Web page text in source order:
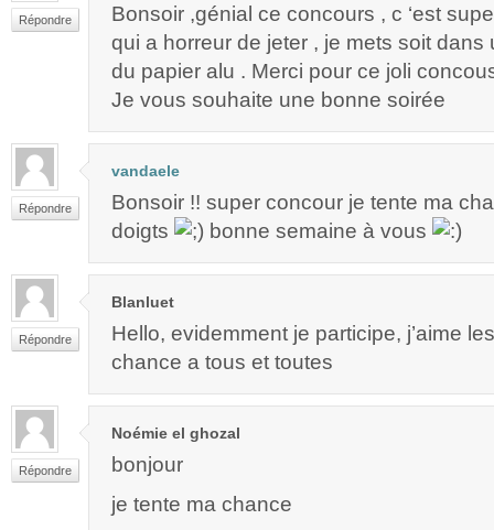
Répondre
Bonsoir ,génial ce concours , c ‘est
qui a horreur de jeter , je mets soit dans
du papier alu . Merci pour ce joli
Je vous souhaite une bonne soirée
Répondre
vandaele
Bonsoir !! super concour je tente ma
doigts
bonne semaine à vous
Répondre
Blanluet
Hello, evidemment je participe, j’aime
chance a tous et toutes
Répondre
Noémie el ghozal
bonjour
je tente ma chance